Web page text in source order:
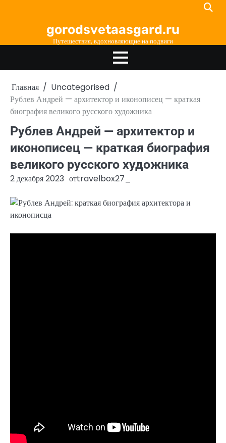
gorodsvetaasgard.ru
Путешествия, вдохновляющие на подвиги
Главная
Uncategorised
Рублев Андрей — архитектор и иконописец — краткая
биография великого русского художника
Рублев Андрей — архитектор и
иконописец — краткая биография
великого русского художника
2 декабря 2023 отtravelbox27_